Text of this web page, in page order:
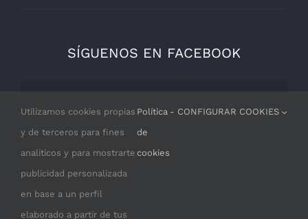
SÍGUENOS EN FACEBOOK
Por razones de privacidad Facebook
necesita tu permiso para cargarse.
Utilizamos cookies propias
y de terceros para fines
analíticos y para mostrarte
publicidad personalizada
en base a un perfil
elaborado a partir de tus
Política
de
cookies
- CONFIGURAR COOKIES